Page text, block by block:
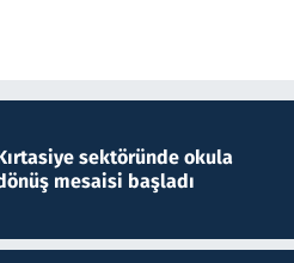
sektöründe okula
mesaisi başladı